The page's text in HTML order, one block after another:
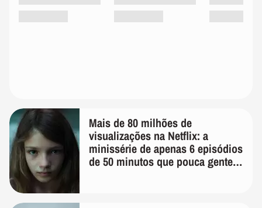
Mais de 80 milhões de
visualizações na Netflix: a
minissérie de apenas 6 episódios
de 50 minutos que pouca gente